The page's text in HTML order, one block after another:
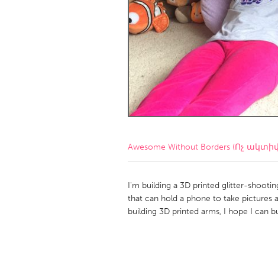
Amherstburg
Kingston
Ottawa
South Shore
MALAYSIA
Kuala Lumpur
NETHERLANDS
Qatar
SINGAPORE
Awesome Without Borders (Ոչ
I'm building a 3D printed glitter-
that can hold a phone to take pictures
building 3D printed arms, I hope I can